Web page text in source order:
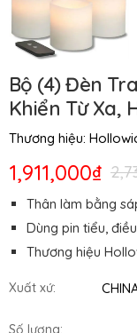
Bộ (4) Đèn
Khiển Từ Xa,
Thương hiệu:
1,911,000₫
Thân làm bằng
Dùng pin tiểu,
Thương hiệu
Xuất xứ:
Số lượng: